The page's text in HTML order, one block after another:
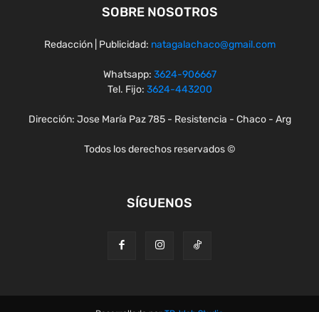
SOBRE NOSOTROS
Redacción | Publicidad: natagalachaco@gmail.com
Whatsapp: 3624-906667
Tel. Fijo: 3624-443200
Dirección: Jose María Paz 785 - Resistencia - Chaco - Arg
Todos los derechos reservados ©
SÍGUENOS